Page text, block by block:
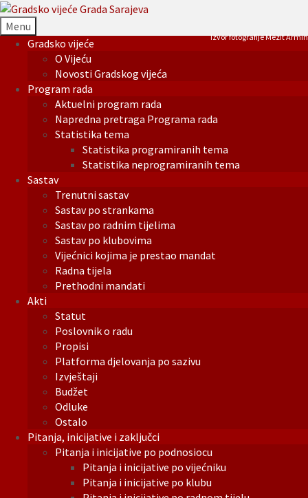
Menu
Gradsko vijeće
O Vijeću
Novosti Gradskog vijeća
Program rada
Aktuelni program rada
Napredna pretraga Programa rada
Statistika tema
Statistika programiranih tema
Statistika neprogramiranih tema
Sastav
Trenutni sastav
Sastav po strankama
Sastav po radnim tijelima
Sastav po klubovima
Vijećnici kojima je prestao mandat
Radna tijela
Prethodni mandati
Akti
Statut
Poslovnik o radu
Propisi
Platforma djelovanja po sazivu
Izvještaji
Budžet
Odluke
Ostalo
Pitanja, inicijative i zaključci
Pitanja i inicijative po podnosiocu
Pitanja i inicijative po vijećniku
Pitanja i inicijative po klubu
Izvor fotografije Mezit Armin